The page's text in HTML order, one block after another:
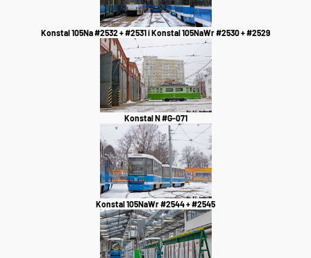
Konstal 105Na #2532 + #2531 i Konstal 105NaWr #2530 + #2529
Konstal N #G-071
Konstal 105NaWr #2544 + #2545